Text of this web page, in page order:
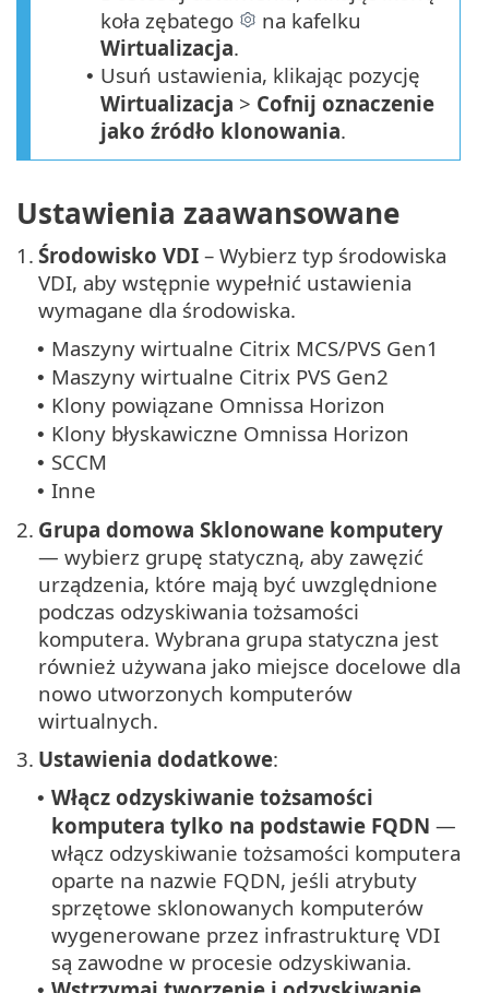
koła zębatego
na kafelku
Wirtualizacja.
• Usuń ustawienia, klikając pozycję
Wirtualizacja > Cofnij oznaczenie
jako źródło klonowania.
Ustawienia zaawansowane
1. Środowisko VDI – Wybierz typ środowiska
VDI, aby wstępnie wypełnić ustawienia
wymagane dla środowiska.
• Maszyny wirtualne Citrix MCS/PVS Gen1
• Maszyny wirtualne Citrix PVS Gen2
• Klony powiązane Omnissa Horizon
• Klony błyskawiczne Omnissa Horizon
• SCCM
• Inne
2. Grupa domowa Sklonowane komputery
— wybierz grupę statyczną, aby zawęzić
urządzenia, które mają być uwzględnione
podczas odzyskiwania tożsamości
komputera. Wybrana grupa statyczna jest
również używana jako miejsce docelowe dla
nowo utworzonych komputerów
wirtualnych.
3. Ustawienia dodatkowe:
• Włącz odzyskiwanie tożsamości
komputera tylko na podstawie FQDN —
włącz odzyskiwanie tożsamości komputera
oparte na nazwie FQDN, jeśli atrybuty
sprzętowe sklonowanych komputerów
wygenerowane przez infrastrukturę VDI
są zawodne w procesie odzyskiwania.